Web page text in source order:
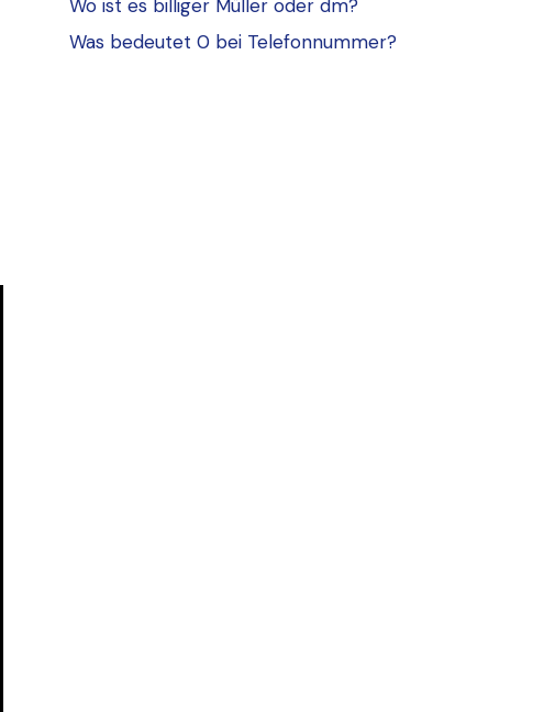
Wo ist es billiger Müller oder dm?
Was bedeutet 0 bei Telefonnummer?